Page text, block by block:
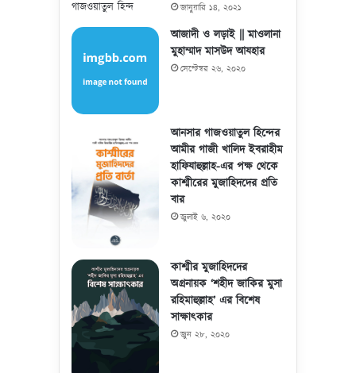
জানুয়ারি ১৪, ২০২১
আজাদী ও লড়াই || মাওলানা
মুহাম্মাদ মাসউদ আযহার
সেপ্টেম্বর ২৬, ২০২০
আনসার গাজওয়াতুল হিন্দের
আমীর গাজী খালিদ ইবরাহীম
হাফিযাহুল্লাহ-এর পক্ষ থেকে
কাশ্মীরের মুজাহিদদের প্রতি
বার
জুলাই ৬, ২০২০
কাশ্মীর মুজাহিদদের
অগ্রনায়ক ‘শহীদ জাকির মুসা
রহিমাহুল্লাহ’ এর বিশেষ
সাক্ষাৎকার
জুন ২৮, ২০২০